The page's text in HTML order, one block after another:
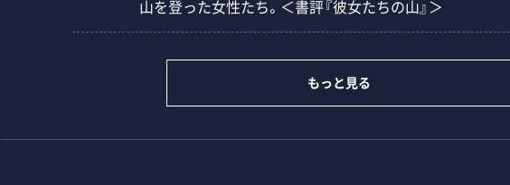
山を登った女性たち。＜書評『彼女たちの山』＞
もっと見る